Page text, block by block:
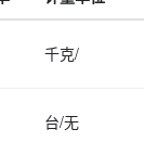
千克/
台/无